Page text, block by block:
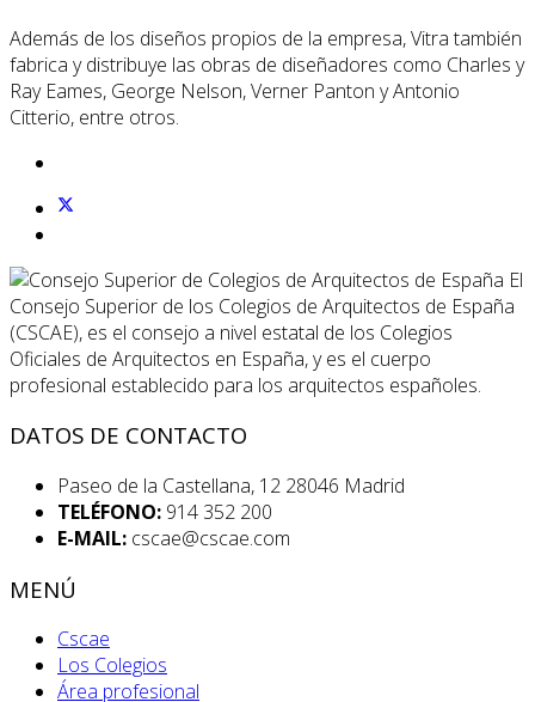
Además de los diseños propios de la empresa, Vitra también
fabrica y distribuye las obras de diseñadores como Charles y
Ray Eames, George Nelson, Verner Panton y Antonio
Citterio, entre otros.
El
Consejo Superior de los Colegios de Arquitectos de España
(CSCAE), es el consejo a nivel estatal de los Colegios
Oficiales de Arquitectos en España, y es el cuerpo
profesional establecido para los arquitectos españoles.
DATOS DE CONTACTO
Paseo de la Castellana, 12 28046 Madrid
TELÉFONO: 914 352 200
E-MAIL: cscae@cscae.com
MENÚ
Cscae
Los Colegios
Área profesional